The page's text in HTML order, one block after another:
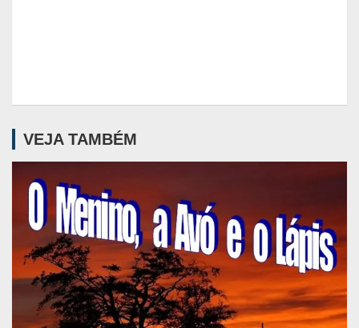
VEJA TAMBÉM